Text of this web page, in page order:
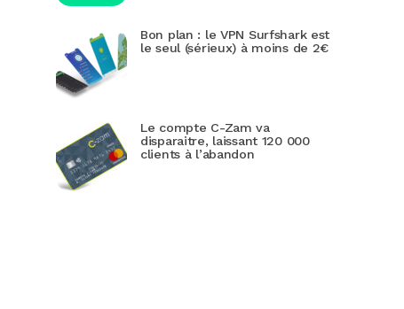
Bon plan : le VPN Surfshark est
le seul (sérieux) à moins de 2€
Le compte C-Zam va
disparaitre, laissant 120 000
clients à l’abandon